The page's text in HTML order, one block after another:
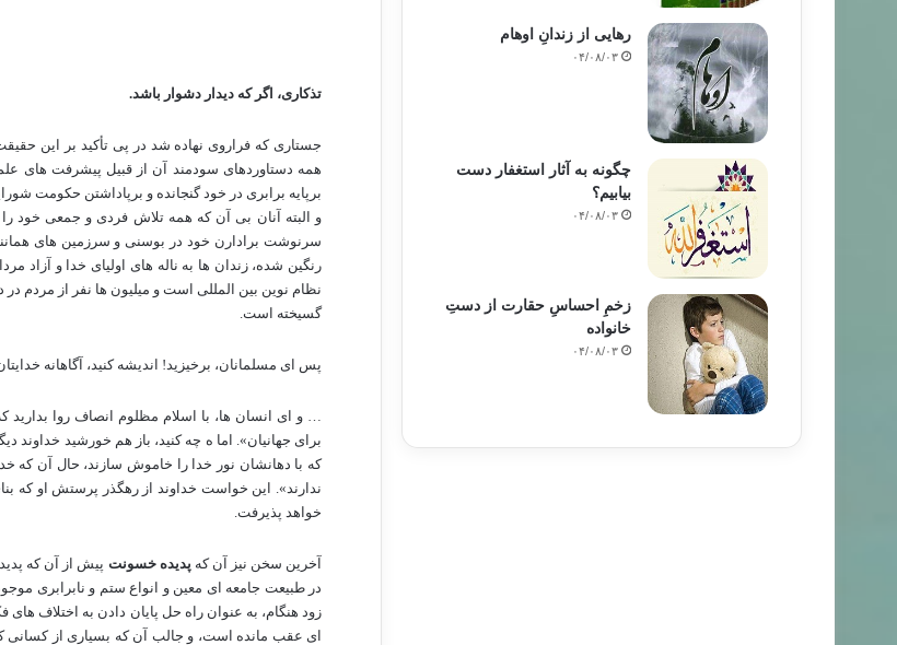
تذکاری، اگر که دیدار دشوار باشد.
جستاری که فراروی نهاده شد در پی تأکید بر این
همه دستاوردهای سودمند آن از قبیل پیشرفت های
برپایه برابری در خود گنجانده و برپاداشتن حکومت
و البته آنان بی آن که همه تلاش فردی و جمعی خود
سرنوشت برادارن خود در بوسنی و سرزمین های
رنگین شده، زندان ها به ناله های اولیای خدا و
نظام نوین بین المللی است و میلیون ها نفر از مردم
گسیخته است.
پس ای مسلمانان، برخیزید! اندیشه کنید، آگاهانه
… و ای انسان ها، با اسلام مظلوم انصاف روا
برای جهانیان». اما ه چه کنید، باز هم خورشید خداوند
که با دهانشان نور خدا را خاموش سازند، حال آن که
ندارند». این خواست خداوند از رهگذر پرستش او
خواهد پذیرفت.
آخرین سخن نیز آن که پدیده خسونت پیش از آن که
در طبیعت جامعه ای معین و انواع ستم و نابرابری
زود هنگام، به عنوان راه حل پایان دادن به اختلاف
ای عقب مانده است، و جالب آن که بسیاری از کسانی
رهایی از زندانِ اوهام
۰۴/۰۸/۰۳
چگونه به آثار استغفار دست
بیابیم؟
۰۴/۰۸/۰۳
زخمِ احساسِ حقارت از دستِ
خانواده
۰۴/۰۸/۰۳